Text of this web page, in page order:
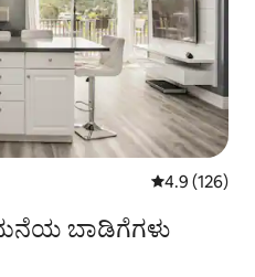
5 ರಲ್ಲಿ 4.9
4.9 (126)
ಮನೆಯ ಬಾಡಿಗೆಗಳು